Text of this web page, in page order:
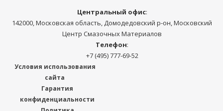
Центральный офис:
142000, Московская область, Домодедовский р-он, Московский
Центр Смазочных Материалов
Телефон:
+7 (495) 777-69-52
Условия использования
сайта
Гарантия
конфиденциальности